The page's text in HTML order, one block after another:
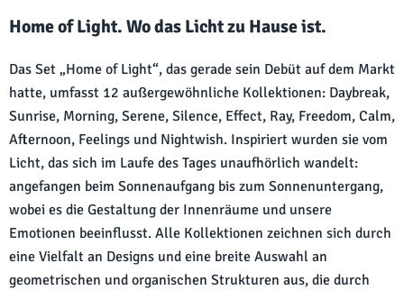
Home of Light. Wo das Licht zu Hause ist.
Das Set „Home of Light“, das gerade sein Debüt auf dem Markt
hatte, umfasst 12 außergewöhnliche Kollektionen: Daybreak,
Sunrise, Morning, Serene, Silence, Effect, Ray, Freedom, Calm,
Afternoon, Feelings und Nightwish. Inspiriert wurden sie vom
Licht, das sich im Laufe des Tages unaufhörlich wandelt:
angefangen beim Sonnenaufgang bis zum Sonnenuntergang,
wobei es die Gestaltung der Innenräume und unsere
Emotionen beeinflusst. Alle Kollektionen zeichnen sich durch
eine Vielfalt an Designs und eine breite Auswahl an
geometrischen und organischen Strukturen aus, die durch